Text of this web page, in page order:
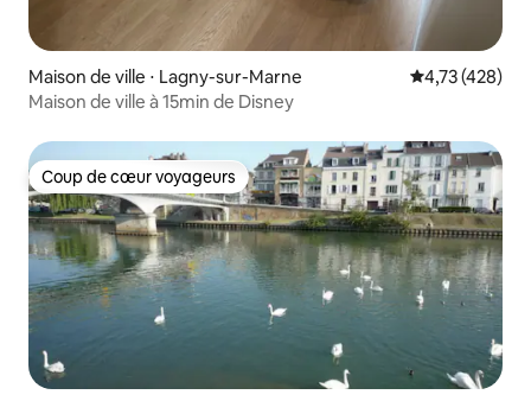
Maison de ville ⋅ Lagny-sur-Marne Évaluation
4,73 (428)
Maison de ville à 15min de Disney
Coup de cœur voyageurs
Coup de cœur voyageurs